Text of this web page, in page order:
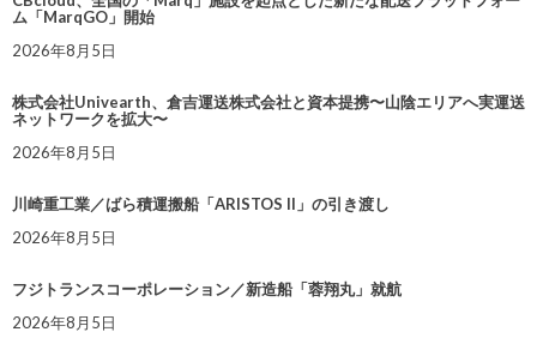
ム「MarqGO」開始
2026年8月5日
株式会社Univearth、倉吉運送株式会社と資本提携〜山陰エリアへ実運送
ネットワークを拡大〜
2026年8月5日
川崎重工業／ばら積運搬船「ARISTOS II」の引き渡し
2026年8月5日
フジトランスコーポレーション／新造船「蓉翔丸」就航
2026年8月5日